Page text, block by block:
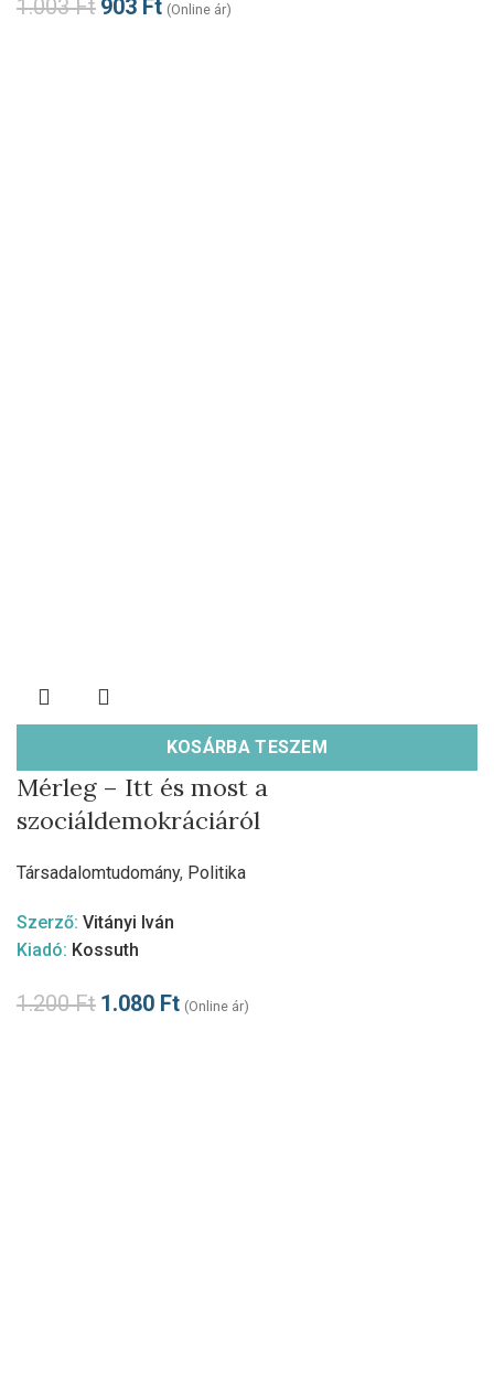
1.003Ft 903 Ft (Online ár)
KOSÁRBA TESZEM
Mérleg – Itt és most a
szociáldemokráciáról
Társadalomtudomány, Politika
Szerző: Vitányi Iván
Kiadó: Kossuth
1.200Ft 1.080 Ft (Online ár)